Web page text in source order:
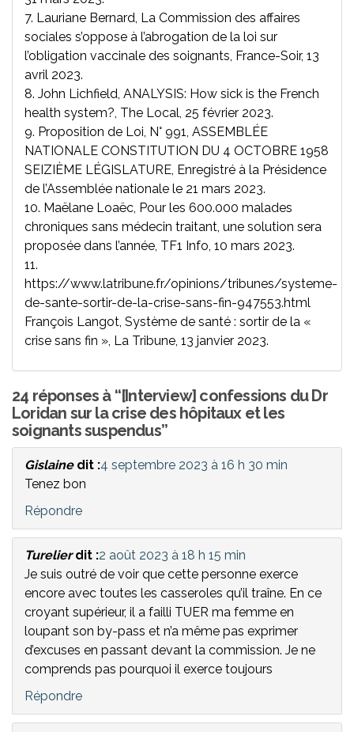
7. Lauriane Bernard, La Commission des affaires
sociales s’oppose à l’abrogation de la loi sur
l’obligation vaccinale des soignants, France-Soir, 13
avril 2023.
8. John Lichfield, ANALYSIS: How sick is the French
health system?, The Local, 25 février 2023.
9. Proposition de Loi, N° 991, ASSEMBLÉE
NATIONALE CONSTITUTION DU 4 OCTOBRE 1958
SEIZIÈME LÉGISLATURE, Enregistré à la Présidence
de l’Assemblée nationale le 21 mars 2023.
10. Maëlane Loaëc, Pour les 600.000 malades
chroniques sans médecin traitant, une solution sera
proposée dans l’année, TF1 Info, 10 mars 2023.
11.
https://www.latribune.fr/opinions/tribunes/systeme-
de-sante-sortir-de-la-crise-sans-fin-947553.html
François Langot, Système de santé : sortir de la «
crise sans fin », La Tribune, 13 janvier 2023.
24 réponses à “[Interview] confessions du Dr
Loridan sur la crise des hôpitaux et les
soignants suspendus”
Gislaine dit :4 septembre 2023 à 16 h 30 min
Tenez bon
Répondre
Turelier dit :2 août 2023 à 18 h 15 min
Je suis outré de voir que cette personne exerce
encore avec toutes les casseroles qu’il traîne. En ce
croyant supérieur, il a failli TUER ma femme en
loupant son by-pass et n’a même pas exprimer
d’excuses en passant devant la commission. Je ne
comprends pas pourquoi il exerce toujours
Répondre